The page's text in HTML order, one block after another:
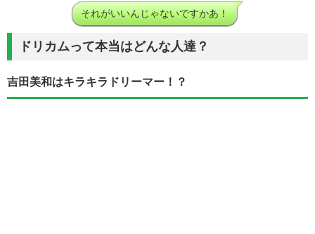
それがいいんじゃないですかあ！
ドリカムって本当はどんな人達？
吉田美和はキラキラドリーマー！？